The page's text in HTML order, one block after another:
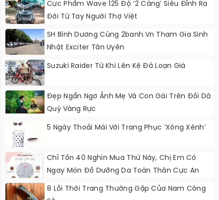
Cực Phẩm Wave 125 Độ ‘2 Càng’ Siêu Đỉnh Ra
Đời Từ Tay Người Thợ Việt
SH Bình Dương Cùng 2banh.vn Tham Gia Sinh
Nhật Exciter Tân Uyên
Suzuki Raider Từ Khi Lên Kệ Đã Loạn Giá
Đẹp Ngẩn Ngơ Ảnh Mẹ Và Con Gái Trên Đồi Dã
Quỳ Vàng Rực
5 Ngày Thoải Mái Với Trang Phục ‘xông Xênh’
Chỉ Tốn 40 Nghìn Mua Thứ Này, Chị Em Có
Ngay Món Đồ Dưỡng Da Toàn Thân Cực An
Toàn, Hiệu Quả
8 Lỗi Thời Trang Thường Gặp Của Nam Công